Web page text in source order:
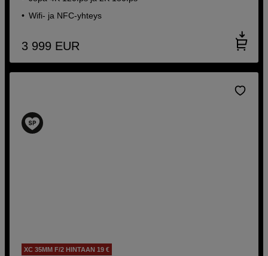
Wifi- ja NFC-yhteys
3 999 EUR
XC 35MM F/2 HINTAAN 19 €